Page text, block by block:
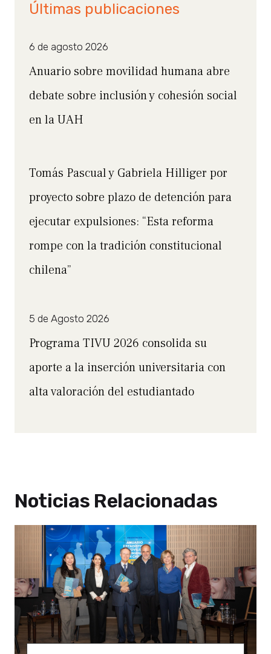
Últimas publicaciones
6 de agosto 2026
Anuario sobre movilidad humana abre
debate sobre inclusión y cohesión social
en la UAH
Tomás Pascual y Gabriela Hilliger por
proyecto sobre plazo de detención para
ejecutar expulsiones: “Esta reforma
rompe con la tradición constitucional
chilena”
5 de Agosto 2026
Programa TIVU 2026 consolida su
aporte a la inserción universitaria con
alta valoración del estudiantado
Noticias Relacionadas